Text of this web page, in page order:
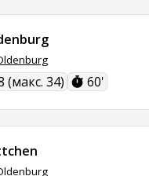
(макс. 34) 60'